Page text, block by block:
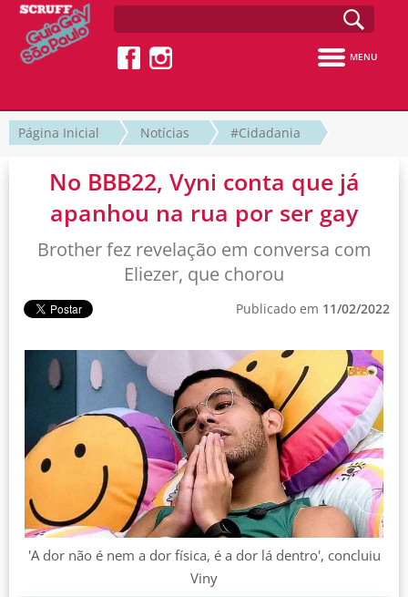
MENU
Página Inicial Notícias #Cidadania
No BBB22, Vyni conta que já
apanhou na rua por ser gay
Brother fez revelação em conversa com
Eliezer, que chorou
Publicado em 11/02/2022
'A dor não é nem a dor física, é a dor lá dentro', concluiu
Viny